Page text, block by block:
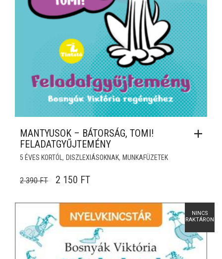
MANTYUSOK – BÁTORSÁG, TOMI!
FELADATGYŰJTEMÉNY
5 ÉVES KORTÓL , DISZLEXIÁSOKNAK, MUNKAFÜZETEK
2 390FT ORIGINAL PRICE WAS: 2 390 FT.
2 150 FTCURRENT PRICE IS: 2 150 FT.
NINCS
RAKTÁRON